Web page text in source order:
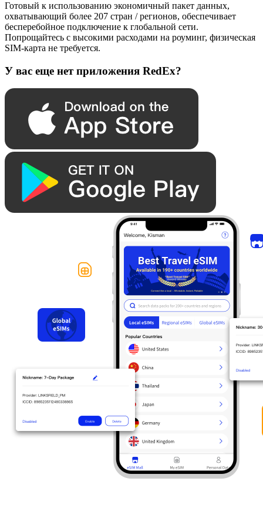
Готовый к использованию экономичный пакет данных,
охватывающий более 207 стран / регионов, обеспечивает
бесперебойное подключение к глобальной сети.
Попрощайтесь с высокими расходами на роуминг, физическая
SIM-карта не требуется.
У вас еще нет приложения RedEx?